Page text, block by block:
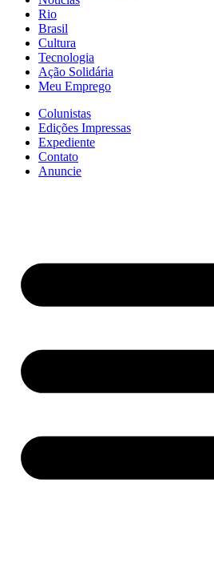
Rio
Brasil
Cultura
Tecnologia
Ação Solidária
Meu Emprego
Colunistas
Edições Impressas
Expediente
Contato
Anuncie